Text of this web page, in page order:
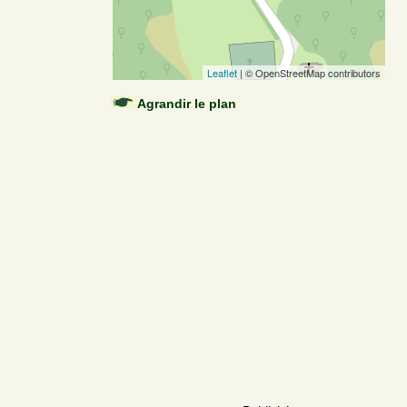
Leaflet | © OpenStreetMap contributors
Agrandir le plan